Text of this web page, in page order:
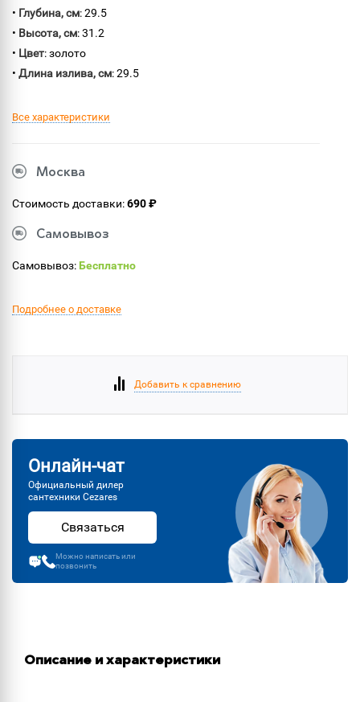
• Глубина, см: 29.5
• Высота, см: 31.2
• Цвет: золото
• Длина излива, см: 29.5
Все характеристики
Москва
Стоимость доставки:690 ₽
Самовывоз
Самовывоз:Бесплатно
Подробнее о доставке
Добавить к сравнению
Онлайн-чат
Официальный дилер
сантехники Cezares
Связаться
Можно написать или
позвонить
Описание и характеристики